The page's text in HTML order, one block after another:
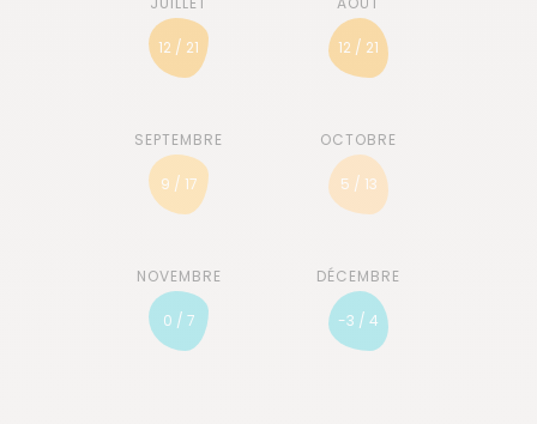
12 / 21 12 / 21
9 / 17 5 / 13
0 / 7 -3 / 4